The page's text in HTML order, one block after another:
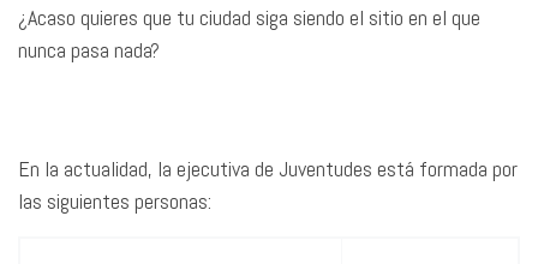
¿Acaso quieres que tu ciudad siga siendo el sitio en el que
nunca pasa nada?
En la actualidad, la ejecutiva de Juventudes está formada por
las siguientes personas: